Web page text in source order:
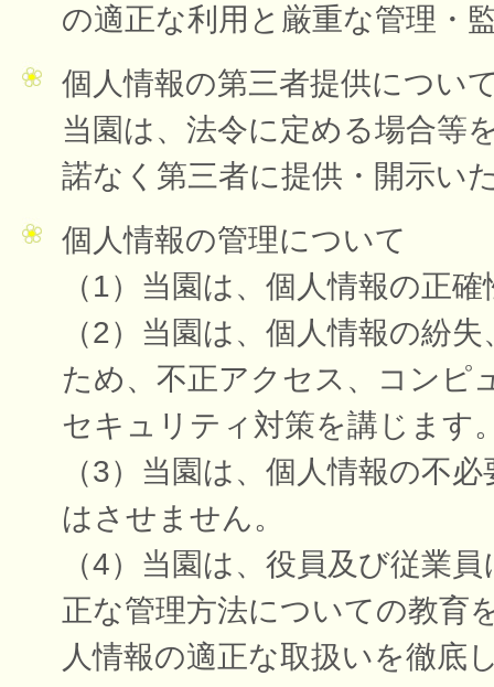
の適正な利用と厳重な管理・
個人情報の第三者提供につい
当園は、法令に定める場合等
諾なく第三者に提供・開示い
個人情報の管理について
（1）当園は、個人情報の正
（2）当園は、個人情報の紛
ため、不正アクセス、コンピ
セキュリティ対策を講じます
（3）当園は、個人情報の不
はさせません。
（4）当園は、役員及び従業
正な管理方法についての教育
人情報の適正な取扱いを徹底